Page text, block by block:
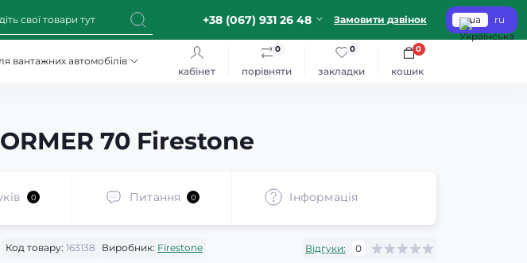
+38 (067) 931 26 48 Замовити дзвінок ua ru
вантажних автомобілів
кабінет
порівняти
0
закладки
0
кошик
0
70 Firestone
0 Питання 0 Iнформація
Код товару: 163138 Виробник: Firestone Відгуки: 0